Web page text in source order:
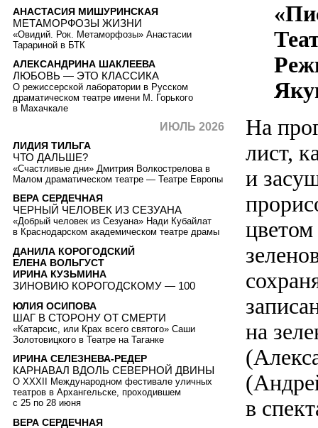
На
лист,
и
на
в
АНАСТАСИЯ МИШУРИНСКАЯ
МЕТАМОРФОЗЫ ЖИЗНИ
«Овидий. Рок. Метаморфозы» Анастасии
Тарариной в БТК
АЛЕКСАНДРИНА ШАКЛЕЕВА
ЛЮБОВЬ — ЭТО КЛАССИКА
О режиссерской лаборатории в Русском
драматическом театре имени М. Горького
в Махачкале
ИЮЛЬ 2026
ЛИДИЯ ТИЛЬГА
ЧТО ДАЛЬШЕ?
«Счастливые дни» Дмитрия Волкострелова в
Малом драматическом театре — Театре Европы
ВЕРА СЕРДЕЧНАЯ
ЧЕРНЫЙ ЧЕЛОВЕК ИЗ СЕЗУАНА
«Добрый человек из Сезуана» Нади Кубайлат
в Краснодарском академическом театре драмы
ДАНИЛА КОРОГОДСКИЙ
ЕЛЕНА ВОЛЬГУСТ
ИРИНА КУЗЬМИНА
ЗИНОВИЮ КОРОГОДСКОМУ — 100
ЮЛИЯ ОСИПОВА
ШАГ В СТОРОНУ ОТ СМЕРТИ
«Катарсис, или Крах всего святого» Саши
Золотовицкого в Театре на Таганке
ИРИНА СЕЛЕЗНЕВА-РЕДЕР
КАРНАВАЛ ВДОЛЬ СЕВЕРНОЙ ДВИНЫ
О XXXII Международном фестивале уличных
театров в Архангельске, проходившем
с 25 по 28 июня
ВЕРА СЕРДЕЧНАЯ